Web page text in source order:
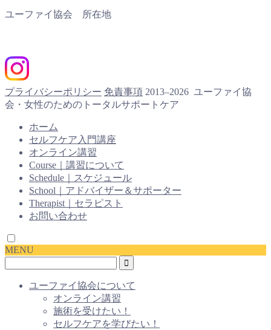
ユーファイ協会 所在地
プライバシーポリシー 免責事項 2013–2026 ユーファイ協
会・女性のためのトータルサポートケア
ホーム
セルフケア入門講座
オンライン講習
Course｜講習について
Schedule｜スケジュール
School｜アドバイザー＆サポーター
Therapist｜セラピスト
お問い合わせ
MENU
ユーファイ協会について
オンライン講習
施術を受けたい！
セルフケアを学びたい！